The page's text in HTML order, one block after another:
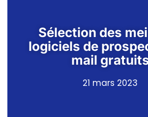
Sélection des
logiciels de
mail
21 mars 2023